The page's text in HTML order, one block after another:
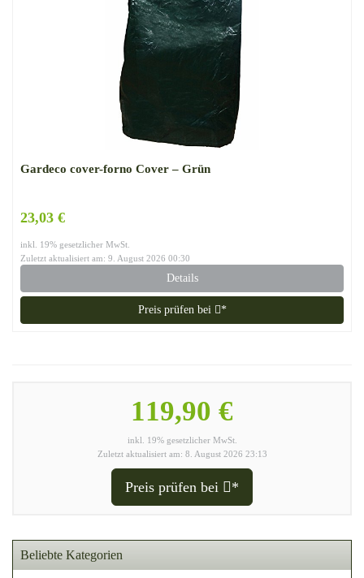
Gardeco cover-forno Cover – Grün
23,03 €
inkl. 19% gesetzlicher MwSt.
Zuletzt aktualisiert am: 9. August 2026 00:30
Details
Preis prüfen bei *
119,90 €
inkl. 19% gesetzlicher MwSt.
Zuletzt aktualisiert am: 8. August 2026 23:13
Preis prüfen bei *
Beliebte Kategorien